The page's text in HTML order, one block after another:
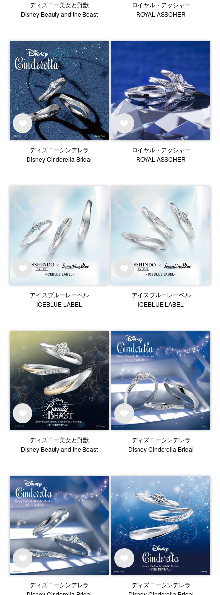
ディズニー美女と野獣
Disney Beauty and the Beast
ロイヤル・アッシャー
ROYAL ASSCHER
ディズニーシンデレラ
Disney Cinderella Bridal
ロイヤル・アッシャー
ROYAL ASSCHER
アイスブルーレーベル
ICEBLUE LABEL
アイスブルーレーベル
ICEBLUE LABEL
ディズニー美女と野獣
Disney Beauty and the Beast
ディズニーシンデレラ
Disney Cinderella Bridal
ディズニーシンデレラ
ディズニーシンデレラ